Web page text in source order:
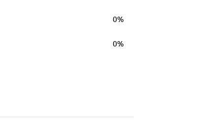
0%
0%